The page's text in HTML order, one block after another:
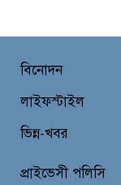
বিনোদন
লাইফস্টাইল
ভিন্ন-খবর
প্রাইভেসী পলিসি